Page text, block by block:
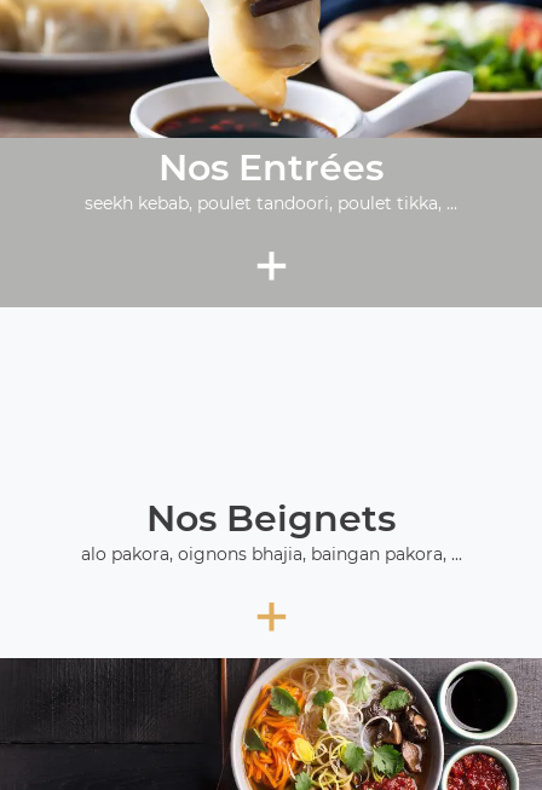
Nos Entrées
seekh kebab, poulet tandoori, poulet tikka, ...
+
Nos Beignets
alo pakora, oignons bhajia, baingan pakora, ...
+